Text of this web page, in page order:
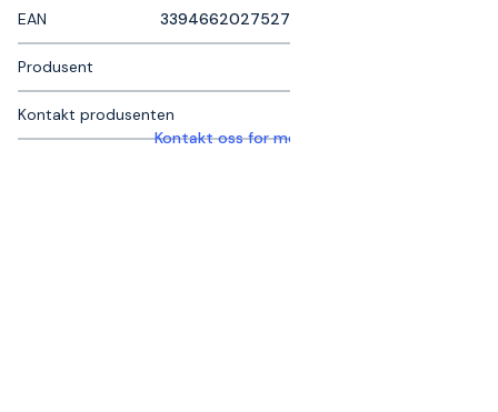
EAN 3394662027527
Produsent
Kontakt produsenten
Kontakt oss for mer informasjon